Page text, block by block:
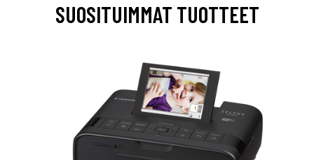
SUOSITUIMMAT TUOTTEET